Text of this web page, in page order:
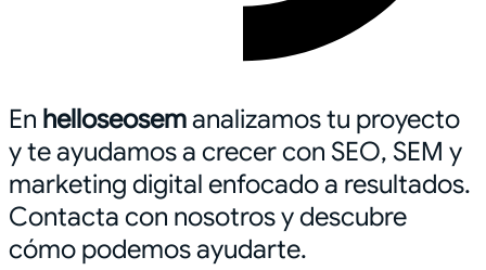
En helloseosemanalizamos tu proyecto
y te ayudamos a crecer con SEO, SEM y
marketing digital enfocado a resultados.
Contacta con nosotros y descubre
cómo podemos ayudarte.